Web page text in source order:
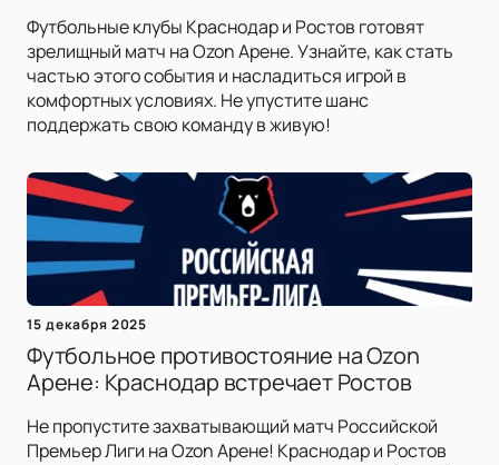
Футбольные клубы Краснодар и Ростов готовят
зрелищный матч на Ozon Арене. Узнайте, как стать
частью этого события и насладиться игрой в
комфортных условиях. Не упустите шанс
поддержать свою команду в живую!
15 декабря 2025
Футбольное противостояние на Ozon
Арене: Краснодар встречает Ростов
Не пропустите захватывающий матч Российской
Премьер Лиги на Ozon Арене! Краснодар и Ростов